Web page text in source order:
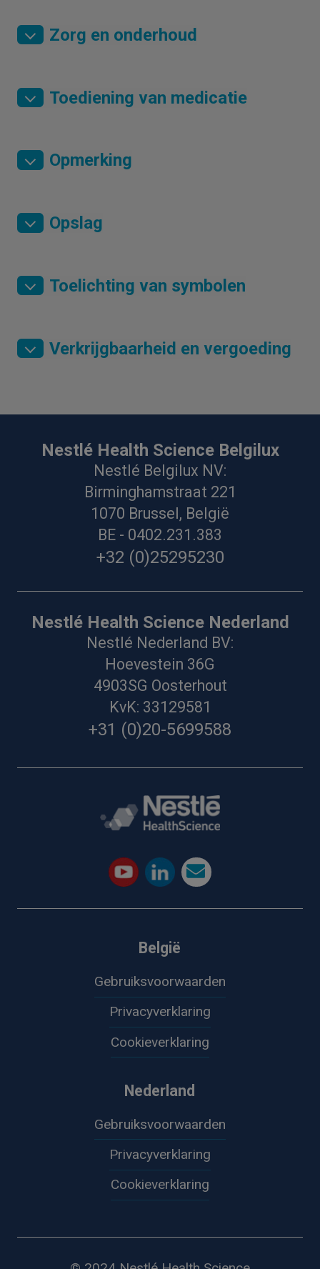
Zorg en onderhoud
Toediening van medicatie
Opmerking
Opslag
Toelichting van symbolen
Verkrijgbaarheid en vergoeding
Nestlé Health Science Belgilux
Nestlé Belgilux NV:
Birminghamstraat 221
1070 Brussel, België
BE - 0402.231.383
+32 (0)25295230
Nestlé Health Science Nederland
Nestlé Nederland BV:
Hoevestein 36G
4903SG Oosterhout
KvK: 33129581
+31 (0)20-5699588
België
Gebruiksvoorwaarden
Privacyverklaring
Cookieverklaring
Nederland
Gebruiksvoorwaarden
Privacyverklaring
Cookieverklaring